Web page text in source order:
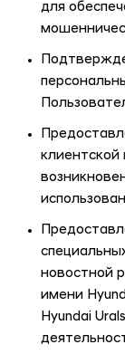
для
клиентской
новостной
имени
Hyundai